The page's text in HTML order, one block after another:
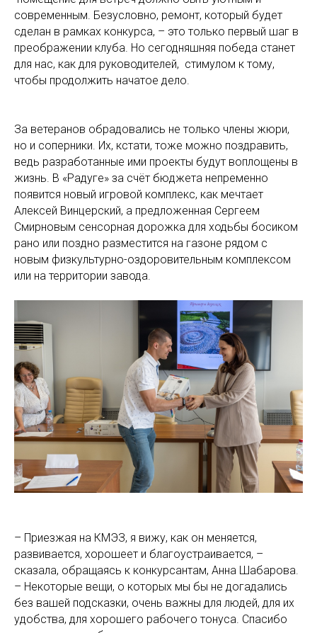
современным. Безусловно, ремонт, который будет
сделан в рамках конкурса, – это только первый шаг в
преображении клуба. Но сегодняшняя победа станет
для нас, как для руководителей, стимулом к тому,
чтобы продолжить начатое дело.
За ветеранов обрадовались не только члены жюри,
но и соперники. Их, кстати, тоже можно поздравить,
ведь разработанные ими проекты будут воплощены в
жизнь. В «Радуге» за счёт бюджета непременно
появится новый игровой комплекс, как мечтает
Алексей Винцерский, а предложенная Сергеем
Смирновым сенсорная дорожка для ходьбы босиком
рано или поздно разместится на газоне рядом с
новым физкультурно-оздоровительным комплексом
или на территории завода.
– Приезжая на КМЭЗ, я вижу, как он меняется,
развивается, хорошеет и благоустраивается, –
сказала, обращаясь к конкурсантам, Анна Шабарова.
– Некоторые вещи, о которых мы бы не догадались
без вашей подсказки, очень важны для людей, для их
удобства, для хорошего рабочего тонуса. Спасибо